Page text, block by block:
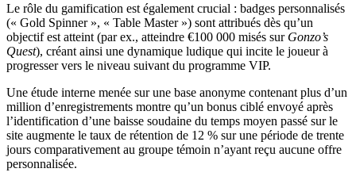
Le rôle du gamification est également crucial : badges personnalisés
(« Gold Spinner », « Table Master ») sont attribués dès qu’un
objectif est atteint (par ex., atteindre €100 000 misés sur Gonzo’s
Quest), créant ainsi une dynamique ludique qui incite le joueur à
progresser vers le niveau suivant du programme VIP.
Une étude interne menée sur une base anonyme contenant plus d’un
million d’enregistrements montre qu’un bonus ciblé envoyé après
l’identification d’une baisse soudaine du temps moyen passé sur le
site augmente le taux de rétention de 12 % sur une période de trente
jours comparativement au groupe témoin n’ayant reçu aucune offre
personnalisée.